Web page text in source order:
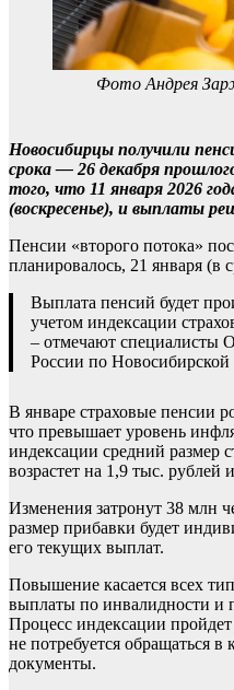
Фото Андрея
Новосибирцы получили
срока — 26 декабря
того, что 11 января 2026
(воскресенье), и выплаты
Пенсии «второго потока»
планировалось, 21 января (в
Выплата пенсий будет
учетом индексации
– отмечают специалисты
России по Новосибирской
В январе страховые пенсии
что превышает уровень
индексации средний размер
возрастет на 1,9 тыс. рублей
Изменения затронут 38 млн
размер прибавки будет
его текущих выплат.
Повышение касается всех
выплаты по инвалидности и
Процесс индексации
не потребуется обращаться
документы.